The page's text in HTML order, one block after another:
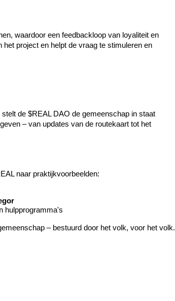
waardoor een feedbackloop van loyaliteit en
project en helpt de vraag te stimuleren en
de $REAL DAO de gemeenschap in staat
– van updates van de routekaart tot het
naar praktijkvoorbeelden:
hulpprogramma's
– bestuurd door het volk, voor het volk.